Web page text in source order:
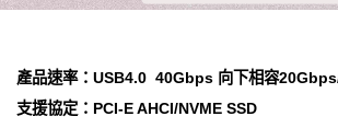
產品速率：USB4.0 40Gbps 向下相容
支援協定：PCI-E AHCI/NVME SSD